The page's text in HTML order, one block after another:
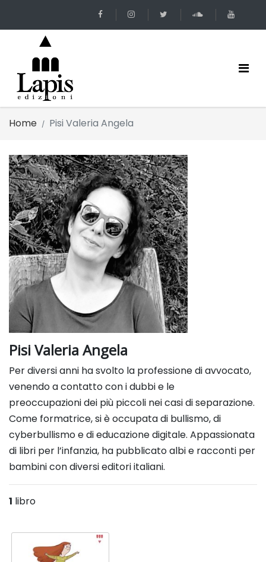
Home Pisi Valeria Angela
Pisi Valeria Angela
Per diversi anni ha svolto la professione di avvocato,
venendo a contatto con i dubbi e le
preoccupazioni dei più piccoli nei casi di separazione.
Come formatrice, si è occupata di bullismo, di
cyberbullismo e di educazione digitale. Appassionata
di libri per l’infanzia, ha pubblicato albi e racconti per
bambini con diversi editori italiani.
1 libro